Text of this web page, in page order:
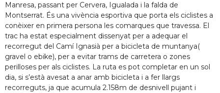
Manresa, passant per Cervera, Igualada i la falda de
Montserrat. És una vivència esportiva que porta els ciclistes a
conèixer en primera persona les comarques que travessa. El
trac ha estat especialment dissenyat per a adequar el
recorregut del Camí Ignasià per a bicicleta de muntanya(
gravel o ebike), per a evitar trams de carretera o zones
perilloses per als ciclistes. La ruta es pot completar en un sol
dia, si s’està avesat a anar amb bicicleta i a fer llargs
recorreguts, ja que acumula 2.158m de desnivell pujant i